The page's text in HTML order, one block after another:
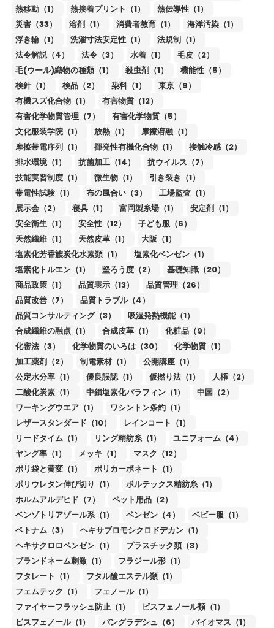
熱移動（1）
熱接着プリント（1）
熱伝導性（1）
災害（33）
溶剤（1） 消費者教育（1）
海洋汚染（1）
浮き輪（1）
洗濯寸法安定性（1）
法規制（1）
法令解説（4）
法令（3） 水着（1）
毛皮（2）
毛(ウール)織物の種類（1）
殺虫剤（1）
機能性（5）
検針（1）
検品（2） 染料（1）
東京（9）
有機スズ化合物（1）
有害物質（12）
有害化学物質管理（7）
有害化学物質（5）
文化服装学院（1）
放熱（1）
摩擦溶融（1）
摩擦帯電序列（1）
揮発性有機化合物（1）
接触冷感（2）
排水環境（1）
抗菌加工（14）
抗ウイルス（7）
技能実習制度（1）
微生物（1）
引き裂き（1）
帯電性試験（1）
布の風合い（3）
工場監査（1）
展示会（2）
寝具（1） 富岡製糸場（1）
安定剤（1）
安全衛生（1）
安全性（12）
子ども服（6）
天然繊維（1）
天然皮革（1）
大阪（1）
塩素化芳香族炭化水素類（1）
塩素化ベンゼン（1）
塩素化トルエン（1）
堅ろう度（2）
基礎知識（20）
商品政策（1）
品質表示（13）
品質管理（26）
品質改善（7）
品質トラブル（4）
品質コンサルティング（3）
吸湿発熱機能（1）
合成繊維の融点（1）
合成皮革（1）
化粧品（9）
化審法（3）
化学物質のいろは（30）
化学物質（1）
加工薬剤（2）
制電素材（1）
公開講座（1）
公定水分率（1）
優良誤認（1） 仮撚り法（1）
人権（2）
二酸化炭素（1）
中鎖塩素化パラフィン（1）
中国（2）
ワーキングウエア（1）
ワシントン条約（1）
レザースタンダード（10）
レインコート（1）
リードタイム（1）
リング精紡糸（1）
ユニフォーム（4）
ヤング率（1）
メッキ（1）
マスク（12）
ポリ袋と黄変（1）
ポリカーボネート（1）
ポリウレタン伸び切り（1）
ボルテックス精紡糸（1）
ホルムアルデヒド（7）
ペット用品（2）
ベンゾトリアゾール系（1）
ベンゼン（4）
ベビー服（1）
ベトナム（3）
ヘキサブロモシクロドデカン（1）
ヘキサクロロベンゼン（1）
プラスチック類（3）
ブランドネーム刺激（1）
フラジール形（1）
フタレート（1）
フタル酸エステル類（1）
フェムテック（1）
フェノール（1）
ファイヤーフラッシュ防止（1）
ビスフェノール類（1）
ビスフェノール（1）
バングラデシュ（6） バイオマス（1）